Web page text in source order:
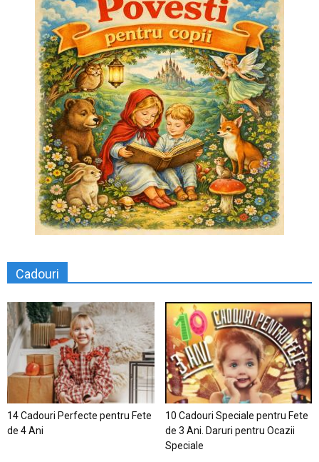
Cadouri
14 Cadouri Perfecte pentru Fete
de 4 Ani
10 Cadouri Speciale pentru Fete
de 3 Ani. Daruri pentru Ocazii
Speciale